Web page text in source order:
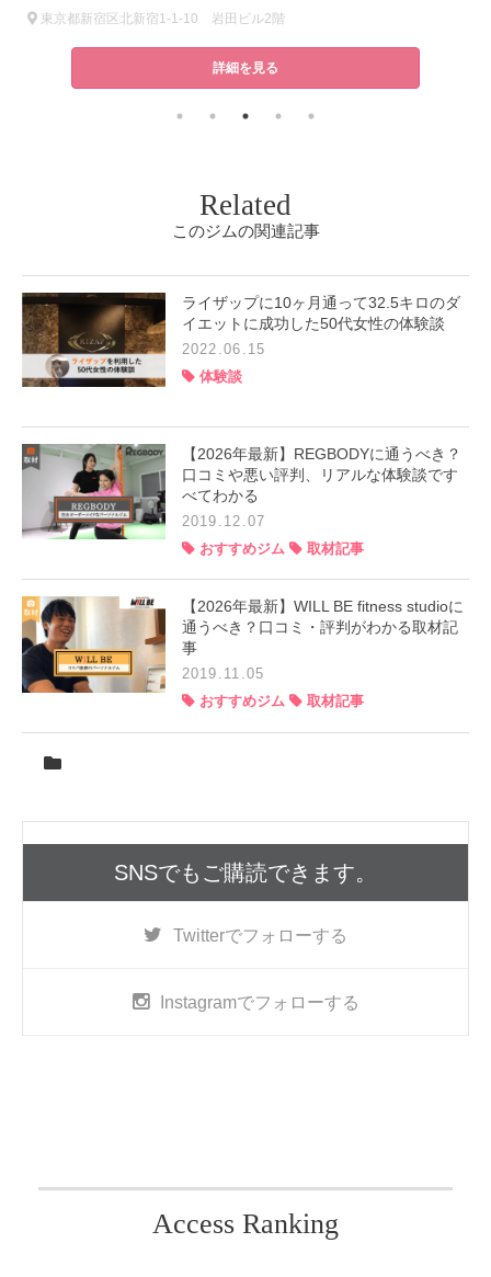
東京都新宿区北新宿1-1-10 岩田ビル2階
詳細を見る
Related
このジムの関連記事
ライザップに10ヶ月通って32.5キロのダ
イエットに成功した50代女性の体験談
2022.06.15
体験談
【2026年最新】REGBODYに通うべき？
口コミや悪い評判、リアルな体験談です
べてわかる
2019.12.07
おすすめジム
取材記事
【2026年最新】WILL BE fitness studioに
通うべき？口コミ・評判がわかる取材記
事
2019.11.05
おすすめジム
取材記事
SNSでもご購読できます。
Twitterでフォローする
Instagramでフォローする
Access Ranking